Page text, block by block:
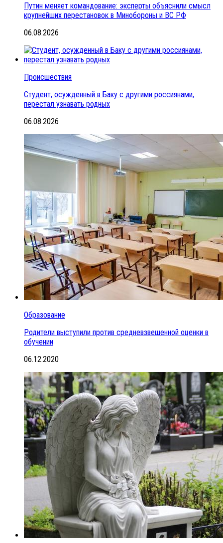
Путин меняет командование: эксперты объяснили смысл
крупнейших перестановок в Минобороны и ВС РФ
06.08.2026
Происшествия
Студент, осужденный в Баку с другими россиянами,
перестал узнавать родных
06.08.2026
Образование
Родители выступили против средневзвешенной оценки в
обучении
06.12.2020